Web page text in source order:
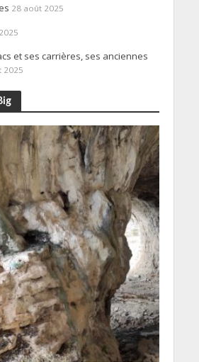
28 août 2025
et ses carrières, ses anciennes
2025